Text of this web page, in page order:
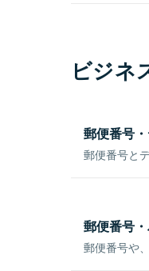
ビジネ
郵便番号
郵便番号と
郵便番号
郵便番号や